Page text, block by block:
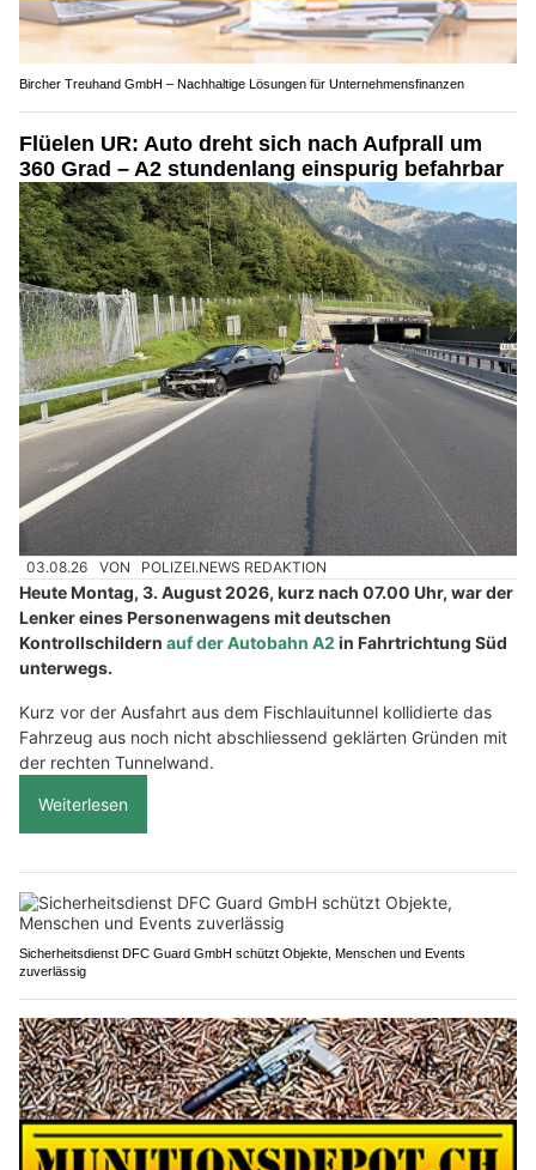
Bircher Treuhand GmbH – Nachhaltige Lösungen für Unternehmensfinanzen
Flüelen UR: Auto dreht sich nach Aufprall um
360 Grad – A2 stundenlang einspurig befahrbar
03.08.26 VON POLIZEI.NEWS REDAKTION
Heute Montag, 3. August 2026, kurz nach 07.00 Uhr, war der
Lenker eines Personenwagens mit deutschen
Kontrollschildern auf der Autobahn A2 in Fahrtrichtung Süd
unterwegs.
Kurz vor der Ausfahrt aus dem Fischlauitunnel kollidierte das
Fahrzeug aus noch nicht abschliessend geklärten Gründen mit
der rechten Tunnelwand.
Weiterlesen
Sicherheitsdienst DFC Guard GmbH schützt Objekte, Menschen und Events
zuverlässig